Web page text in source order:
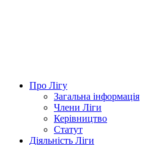
Про Лігу
Загальна інформація
Члени Ліги
Керівництво
Статут
Діяльність Ліги